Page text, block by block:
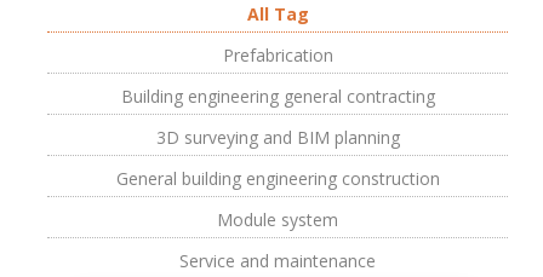
All Tag
Prefabrication
Building engineering general contracting
3D surveying and BIM planning
General building engineering construction
Module system
Service and maintenance